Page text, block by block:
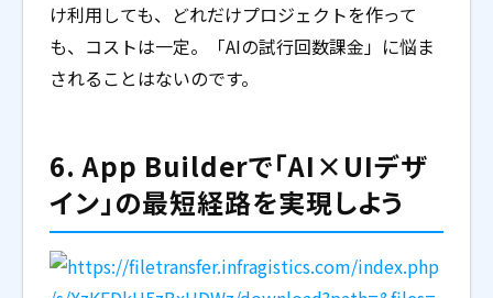
け利用しても、どれだけプロジェクトを作って
も、コストは一定。「AIの試行回数課金」に悩ま
されることはないのです。
6. App Builderで「AI×UIデザ
イン」の最短経路を実現しよう